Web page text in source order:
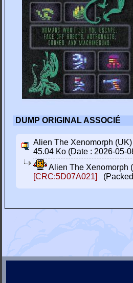
DUMP ORIGINAL ASSOCIÉ
Alien The Xenomorph
45.04 Ko (Date : 2026-05-
Alien The Xenomorph
[CRC:5D07A021]